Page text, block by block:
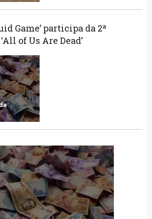
Game’ participa da 2ª
of Us Are Dead’